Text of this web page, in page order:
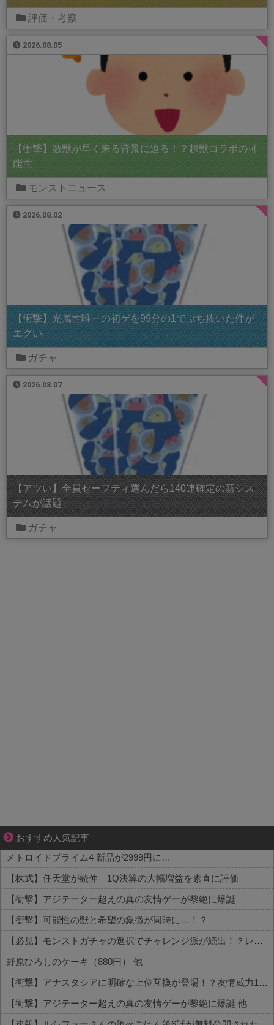
評価・考察
2026.08.05
【衝撃】激獣が早く来る背景に迫る！？超獣コラボの可
能性
モンストニュース
2026.08.02
【衝撃】光属性唯一の初ゲを99分の1でぶち抜いた件が
エグい
ガチャ
2026.08.07
【アツい】全員セーフティ選んだら140連確定の新シス
テムが話題
ガチャ
おすすめ人気記事
ぜんぶ私が中心、そう思った瞬間から歪み出す
メトロイドプライム4 新品が2999円に…
【株式】任天堂が続伸 1Q決算の大幅増益を素直に評価
【衝撃】アジテーター超えの真の友情ゲーが黎絶に爆誕
【衝撃】可能性の獣と希望の象徴が同時に…！？
【必見】モンストガチャの選択でチャレンジ派が続出！？レギュラーとの違いがコチラ
野原ひろしのケーキ（880円） 他
【衝撃】アナスタシアに明確な上位互換が登場！？友情威力10倍級のバケモン性能 他
【衝撃】アジテーター超えの真の友情ゲーが黎絶に爆誕 他